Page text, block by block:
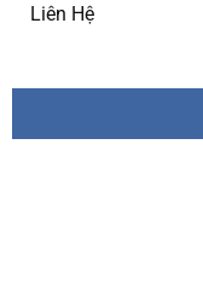
Liên Hệ